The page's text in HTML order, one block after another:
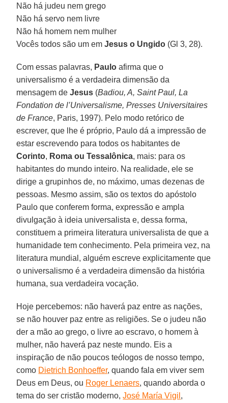
Não há judeu nem grego
Não há servo nem livre
Não há homem nem mulher
Vocês todos são um emJesus o Ungido (Gl 3, 28).
Com essas palavras, Paulo afirma que o
universalismo é a verdadeira dimensão da
mensagem deJesus (Badiou, A, Saint Paul, La
Fondation de l’Universalisme, Presses Universitaires
de France, Paris, 1997). Pelo modo retórico de
escrever, que lhe é próprio, Paulo dá a impressão de
estar escrevendo para todos os habitantes de
Corinto, Roma ou Tessalônica, mais: para os
habitantes do mundo inteiro. Na realidade, ele se
dirige a grupinhos de, no máximo, umas dezenas de
pessoas. Mesmo assim, são os textos do apóstolo
Paulo que conferem forma, expressão e ampla
divulgação à ideia universalista e, dessa forma,
constituem a primeira literatura universalista de que a
humanidade tem conhecimento. Pela primeira vez, na
literatura mundial, alguém escreve explicitamente que
o universalismo é a verdadeira dimensão da história
humana, sua verdadeira vocação.
Hoje percebemos: não haverá paz entre as nações,
se não houver paz entre as religiões. Se o judeu não
der a mão ao grego, o livre ao escravo, o homem à
mulher, não haverá paz neste mundo. Eis a
inspiração de não poucos teólogos de nosso tempo,
como Dietrich Bonhoeffer, quando fala em viver sem
Deus em Deus, ou Roger Lenaers, quando aborda o
tema do ser cristão moderno,José María Vigil ,